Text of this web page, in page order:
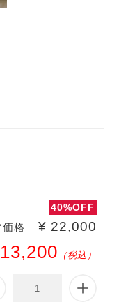
40%OFF
格 ¥ 22,000
（税込）